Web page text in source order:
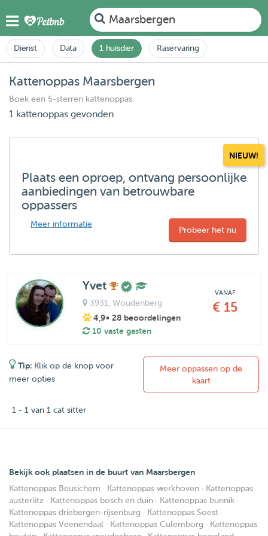
Maarsbergen
Dienst Data 1 huisdier Raservaring
Kattenoppas Maarsbergen
Boek een 5-sterren kattenoppas.
1 kattenoppas gevonden
NIEUW!
Plaats een oproep, ontvang persoonlijke
aanbiedingen van betrouwbare
oppassers
Meer informatie
Probeer het nu
Yvet
3931 , Woudenberg
4,9• 28 beoordelingen
10 vaste gasten
VANAF
€ 15
Tip: Klik op de knop voor
meer opties
Meer oppassen op de
kaart
1 - 1 van 1 cat sitter
Bekijk ook plaatsen in de buurt van Maarsbergen
Kattenoppas Beusichem · Kattenoppas werkhoven · Kattenoppas
austerlitz · Kattenoppas bosch en duin · Kattenoppas bunnik ·
Kattenoppas driebergen-rijsenburg · Kattenoppas Soest ·
Kattenoppas Veenendaal · Kattenoppas Culemborg · Kattenoppas